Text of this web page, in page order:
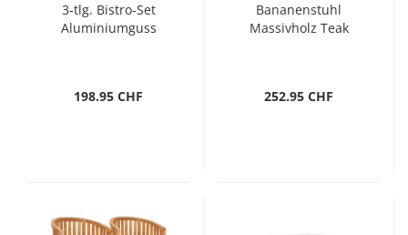
3-tlg. Bistro-Set
Aluminiumguss
198.95 CHF
Bananenstuhl
Massivholz Teak
252.95 CHF